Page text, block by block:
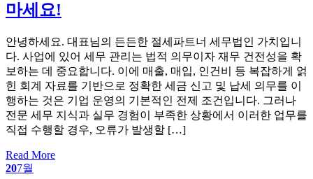
마세요!
안녕하세요. 대표님의 든든한 절세파트너 세무법인 가치입니
다. 사업에 있어 세무 관리는 법적 의무이자 재무 건전성을 확
보하는 데 중요합니다. 이에 매출, 매입, 인건비 등 복잡하게 얽
힌 회계 자료를 기반으로 정확한 세금 신고 및 납세 의무를 이
행하는 것은 기업 운영의 기본적인 전제 조건입니다. 그러나
전문 세무 지식과 실무 경험이 부족한 상황에서 이러한 업무를
직접 수행할 경우, 오류가 발생할 […]
Read More
207월